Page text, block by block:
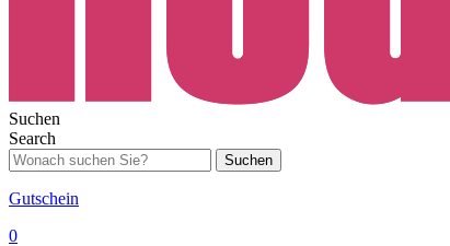
Suchen
Search
Suchen
Gutschein
0